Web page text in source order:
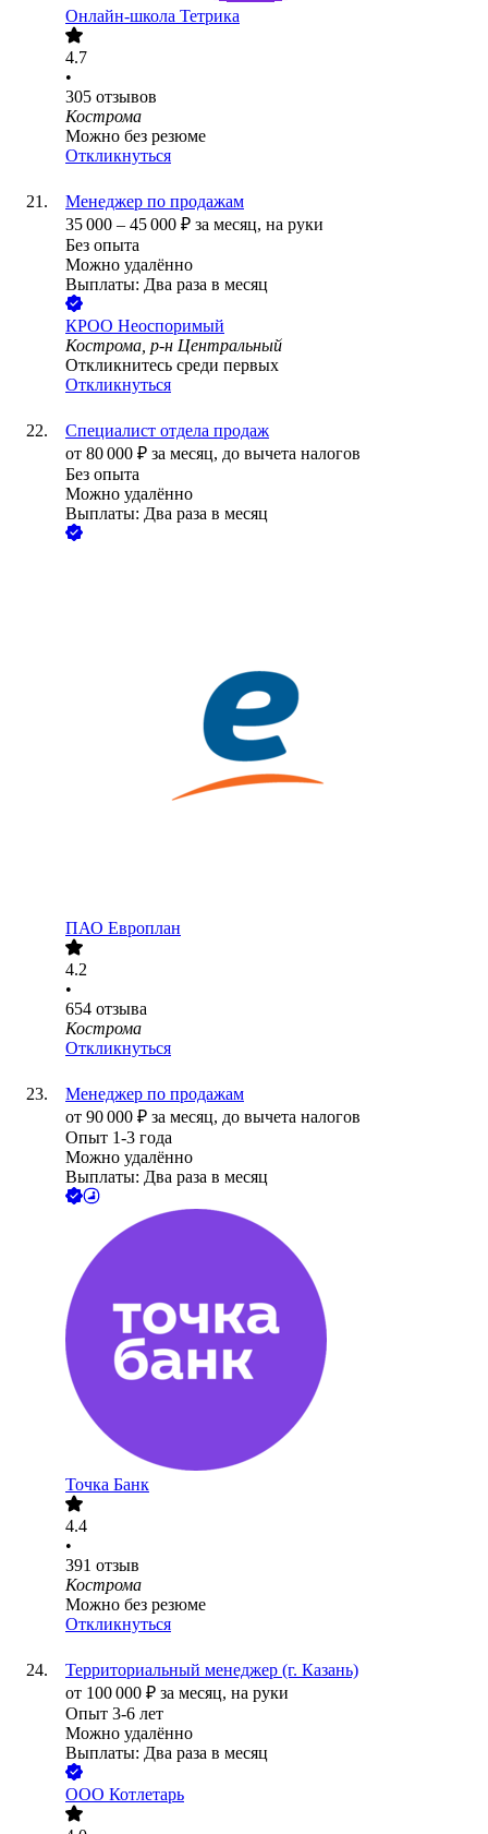
Онлайн-школа Тетрика
4.7
•
305 отзывов
Кострома
Можно без резюме
Откликнуться
Менеджер по продажам
35 000 – 45 000 ₽ за месяц, на руки
Без опыта
Можно удалённо
Выплаты: Два раза в месяц
КРОО Неоспоримый
Кострома, р-н Центральный
Откликнитесь среди первых
Откликнуться
Специалист отдела продаж
от 80 000 ₽ за месяц, до вычета налогов
Без опыта
Можно удалённо
Выплаты: Два раза в месяц
ПАО Европлан
4.2
•
654 отзыва
Кострома
Откликнуться
Менеджер по продажам
от 90 000 ₽ за месяц, до вычета налогов
Опыт 1-3 года
Можно удалённо
Выплаты: Два раза в месяц
Точка Банк
4.4
•
391 отзыв
Кострома
Можно без резюме
Откликнуться
Территориальный менеджер (г. Казань)
от 100 000 ₽ за месяц, на руки
Опыт 3-6 лет
Можно удалённо
Выплаты: Два раза в месяц
ООО Котлетарь